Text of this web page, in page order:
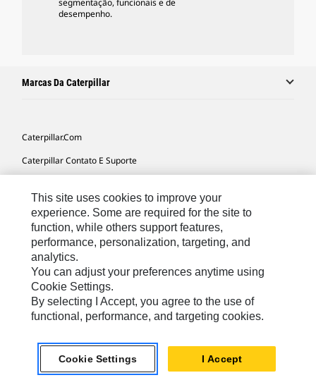
segmentação, funcionais e de
desempenho.
Marcas Da Caterpillar
Caterpillar.com
Caterpillar Contato E Suporte
Mapa Do Local
Cookie Settings
Legal
Privacidade
Portuguese
reservados.
This site uses cookies to improve your
experience. Some are required for the site to
function, while others support features,
performance, personalization, targeting, and
analytics.
You can adjust your preferences anytime using
Cookie Settings.
By selecting I Accept, you agree to the use of
functional, performance, and targeting cookies.
Cookie Settings I Accept